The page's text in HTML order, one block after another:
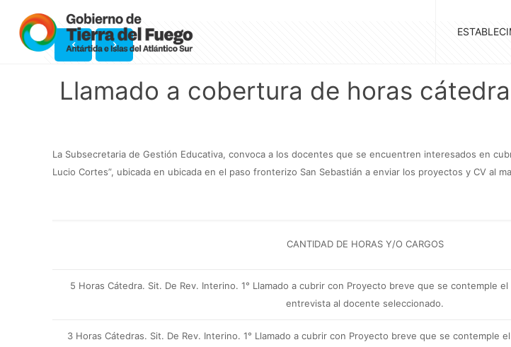
Llamado a cobertura de horas
La Subsecretaria de Gestión Educativa, convoca a los docentes que se encuentren interesados en
Lucio Cortes”, ubicada en ubicada en el paso fronterizo San Sebastián a enviar los proyectos y CV al
CANTIDAD DE HORAS Y/O CARGOS
5 Horas Cátedra. Sit. De Rev. Interino. 1° Llamado a cubrir con Proyecto breve que se contemple
entrevista al docente seleccionado.
3 Horas Cátedras. Sit. De Rev. Interino.1° Llamado a cubrir con Proyecto breve que se contemple